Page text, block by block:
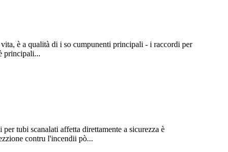
è a qualità di i so cumpunenti principali - i raccordi per
principali...
tubi scanalati affetta direttamente a sicurezza è
contru l'incendii pò...